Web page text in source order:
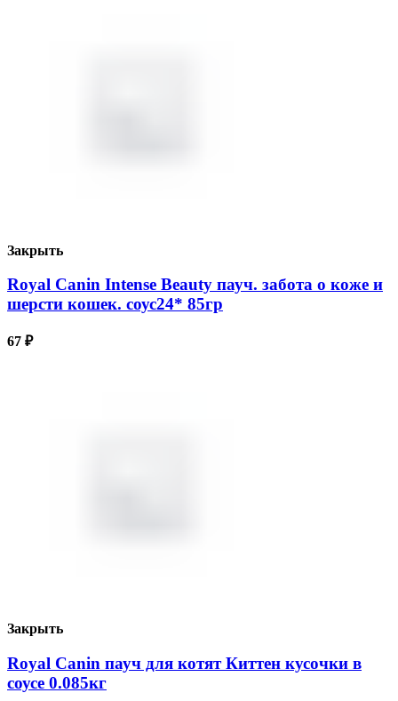
Закрыть
Royal Canin Intense Beauty пауч. забота о коже и
шерсти кошек. соус24* 85гр
67 ₽
Закрыть
Royal Canin пауч для котят Киттен кусочки в
соусе 0.085кг